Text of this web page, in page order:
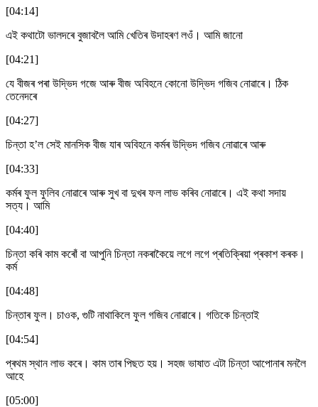
[04:14]
এই কথাটো ভালদৰে বুজাবলৈ আমি খেতিৰ উদাহৰণ লওঁ। আমি জানো
[04:21]
যে বীজৰ পৰা উদ্ভিদ গজে আৰু বীজ অবিহনে কোনো উদ্ভিদ গজিব নোৱাৰে। ঠিক
তেনেদৰে
[04:27]
চিন্তা হ’ল সেই মানসিক বীজ যাৰ অবিহনে কৰ্মৰ উদ্ভিদ গজিব নোৱাৰে আৰু
[04:33]
কৰ্মৰ ফুল ফুলিব নোৱাৰে আৰু সুখ বা দুখৰ ফল লাভ কৰিব নোৱাৰে। এই কথা সদায়
সত্য। আমি
[04:40]
চিন্তা কৰি কাম কৰোঁ বা আপুনি চিন্তা নকৰাকৈয়ে লগে লগে প্ৰতিক্ৰিয়া প্ৰকাশ কৰক।
কৰ্ম
[04:48]
চিন্তাৰ ফুল। চাওক, গুটি নাথাকিলে ফুল গজিব নোৱাৰে। গতিকে চিন্তাই
[04:54]
প্ৰথম স্থান লাভ কৰে। কাম তাৰ পিছত হয়। সহজ ভাষাত এটা চিন্তা আপোনাৰ মনলৈ
আহে
[05:00]